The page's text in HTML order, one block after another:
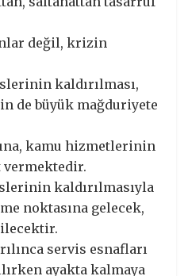
değil, krizin
kaldırılması,
de büyük mağduriyete
kamu hizmetlerinin
vermektedir.
kaldırılmasıyla
noktasına gelecek,
servis esnafları
ayakta kalmaya